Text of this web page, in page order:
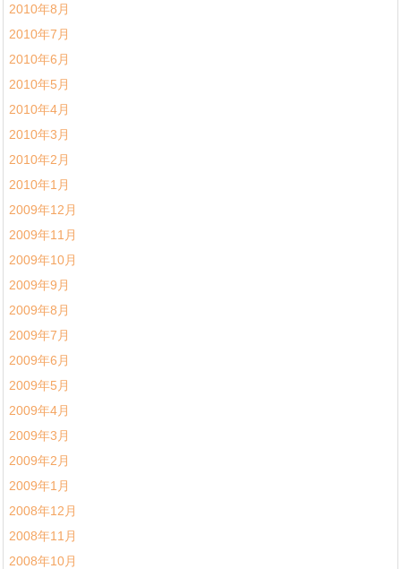
2010年8月
2010年7月
2010年6月
2010年5月
2010年4月
2010年3月
2010年2月
2010年1月
2009年12月
2009年11月
2009年10月
2009年9月
2009年8月
2009年7月
2009年6月
2009年5月
2009年4月
2009年3月
2009年2月
2009年1月
2008年12月
2008年11月
2008年10月